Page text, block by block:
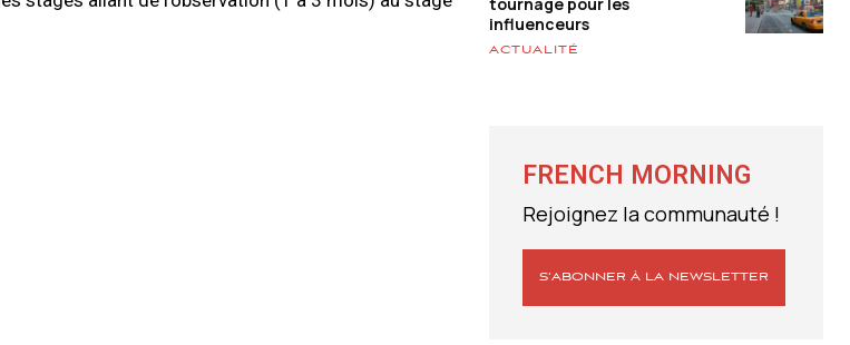
influenceurs
ACTUALITÉ
FRENCH MORNING
Rejoignez la communauté !
S’ABONNER À LA NEWSLETTER